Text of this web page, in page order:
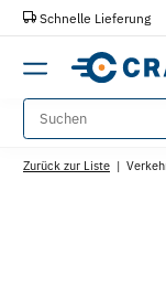
Schnelle Lieferung
Zurück zur Liste